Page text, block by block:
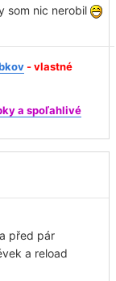
som nic nerobil
- vlastné
a spoľahlivé
před pár
a reload